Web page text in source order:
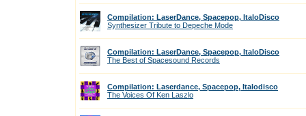
Compilation: LaserDance, Spacepop, ItaloDisco
Synthesizer Tribute to Depeche Mode
Compilation: LaserDance, Spacepop, ItaloDisco
The Best of Spacesound Records
Compilation: Laserdance, Spacepop, Italodisco
The Voices Of Ken Laszlo